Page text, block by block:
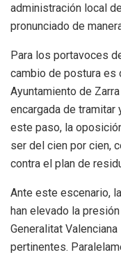
administración local
pronunciado de
Para los portavoces
cambio de postura es
Ayuntamiento de
encargada de tramitar
este paso, la
ser del cien por cien,
contra el plan de
Ante este escenario,
han elevado la
Generalitat
pertinentes.